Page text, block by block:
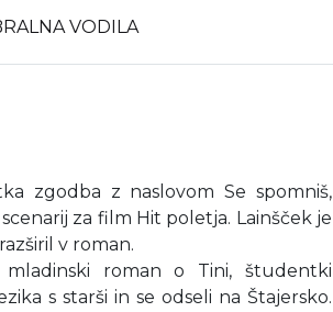
VODILA
zgodba z naslovom Se spomniš,
za film Hit poletja. Lainšček je
v roman.
roman o Tini, študentki
s starši in se odseli na Štajersko.